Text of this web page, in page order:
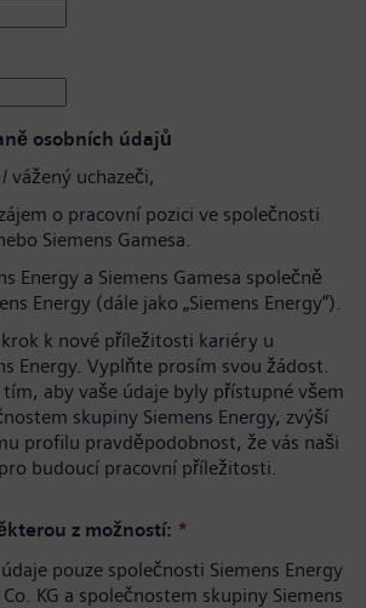
osobních údajů
vážený uchazeči,
o pracovní pozici ve společnosti
Siemens Gamesa.
Energy a Siemens Gamesa společně
Energy (dále jako „Siemens Energy“).
k nové příležitosti kariéry u
Energy. Vyplňte prosím svou žádost.
tím, aby vaše údaje byly přístupné všem
skupiny Siemens Energy, zvýší
profilu pravděpodobnost, že vás naši
budoucí pracovní příležitosti.
z možností: *
pouze společnosti Siemens Energy
KG a společnostem skupiny Siemens